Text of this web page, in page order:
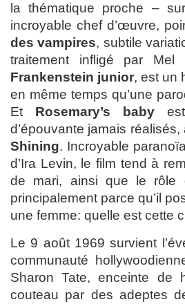
la thématique proche –
incroyable chef d’œuvre,
des vampires, subtile
traitement infligé par
Frankenstein junior, est un
en même temps qu’une
Et Rosemary’s baby
d’épouvante jamais
Shining. Incroyable
d’Ira Levin, le film tend à
de mari, ainsi que le rôle
principalement parce qu’il
une femme: quelle est cette
Le 9 août 1969 survient
communauté
Sharon Tate, enceinte de
couteau par des adeptes